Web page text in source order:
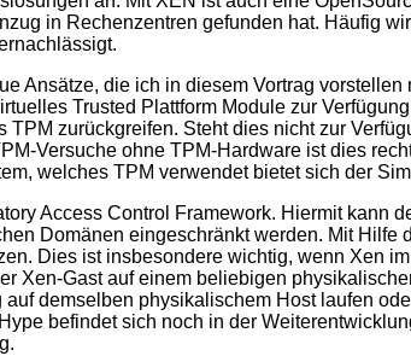
in Rechenzentren gefunden hat. Häufig
Ansätze, die ich in diesem Vortrag
Trusted Plattform Module zur
TPM zurückgreifen. Steht dies nicht zur
Versuche ohne TPM-Hardware ist dies
welches TPM verwendet bietet sich der
Access Control Framework. Hiermit kann
Domänen eingeschränkt werden. Mit Hilfe
Dies ist insbesondere wichtig, wenn Xen
Xen-Gast auf einem beliebigen
demselben physikalischem Host laufen
befindet sich noch in der